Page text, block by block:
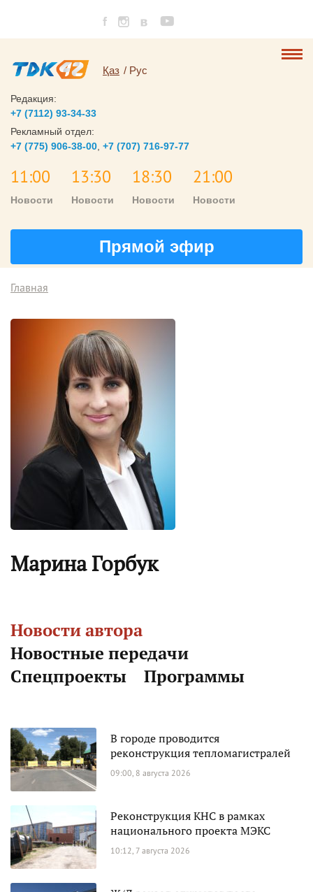
Қаз Рус
Редакция:
+7 (7112) 93-34-33
Рекламный отдел:
+7 (775) 906-38-00 +7 (707) 716-97-77
11:00
Новости
13:30
Новости
18:30
Новости
21:00
Новости
Прямой эфир
Главная
Марина Горбук
Новости автора
Новостные передачи
Спецпроекты
Программы
В городе проводится
реконструкция тепломагистралей
09:00, 8 августа 2026
Реконструкция КНС в рамках
национального проекта МЭКС
10:12, 7 августа 2026